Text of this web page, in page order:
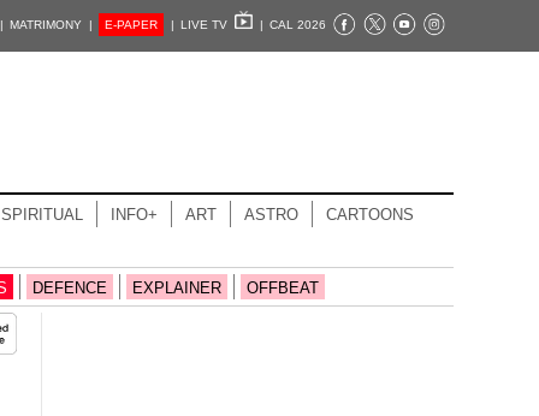
MATRIMONY | E-PAPER | LIVE TV | CAL 2026
SPIRITUAL INFO+ ART ASTRO CARTOONS
DEFENCE EXPLAINER OFFBEAT